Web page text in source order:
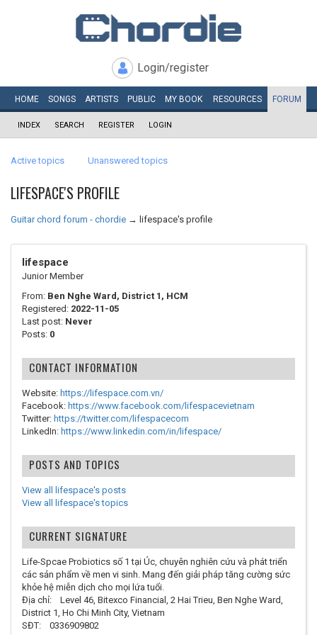
Login/register
HOME SONGS ARTISTS PUBLIC MY BOOK RESOURCES FORUM
INDEX SEARCH REGISTER LOGIN
Active topics Unanswered topics
LIFESPACE'S PROFILE
Guitar chord forum - chordie → lifespace's profile
lifespace
Junior Member
From: Ben Nghe Ward, District 1, HCM
Registered: 2022-11-05
Last post: Never
Posts: 0
CONTACT INFORMATION
Website: https://lifespace.com.vn/
Facebook: https://www.facebook.com/lifespacevietnam
Twitter: https://twitter.com/lifespacecom
LinkedIn: https://www.linkedin.com/in/lifespace/
POSTS AND TOPICS
View all lifespace's posts
View all lifespace's topics
CURRENT SIGNATURE
Life-Spcae Probiotics số 1 tại Úc, chuyên nghiên cứu và phát triển
các sản phẩm về men vi sinh. Mang đến giải pháp tăng cường sức
khỏe hệ miễn dịch cho mọi lứa tuổi.
Địa chỉ: Level 46, Bitexco Financial, 2 Hai Trieu, Ben Nghe Ward,
District 1, Ho Chi Minh City, Vietnam
SĐT: 0336909802